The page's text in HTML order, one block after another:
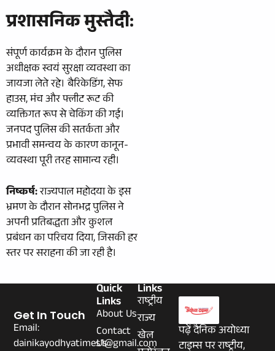
प्रशासनिक मुस्तैदी:
​संपूर्ण कार्यक्रम के दौरान पुलिस
अधीक्षक स्वयं सुरक्षा व्यवस्था का
जायजा लेते रहे। बैरिकेडिंग, सेफ
हाउस, मंच और फ्लीट रूट की
व्यक्तिगत रूप से चेकिंग की गई।
जनपद पुलिस की सतर्कता और
प्रभावी समन्वय के कारण कानून-
व्यवस्था पूरी तरह सामान्य रही।
निष्कर्ष:राज्यपाल महोदया के इस
भ्रमण के दौरान सोनभद्र पुलिस ने
अपनी प्रतिबद्धता और कुशल
प्रबंधन का परिचय दिया, जिसकी हर
स्तर पर सराहना की जा रही है।
पढ़ें दैनिक अयोध्या
टाइम्स पर राष्ट्रीय,
Links
राष्ट्रीय
राज्य
खेल
Quick
Links
About Us
Contact
Us
Get In Touch
Email:
dainikayodhyatimes1@gmail.com